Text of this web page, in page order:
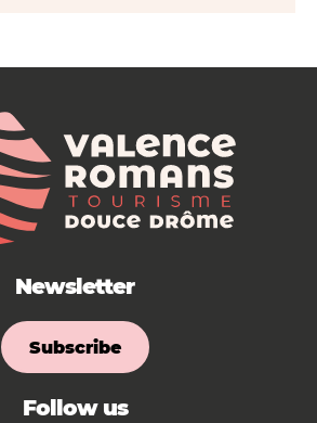
Newsletter
Subscribe
Follow us